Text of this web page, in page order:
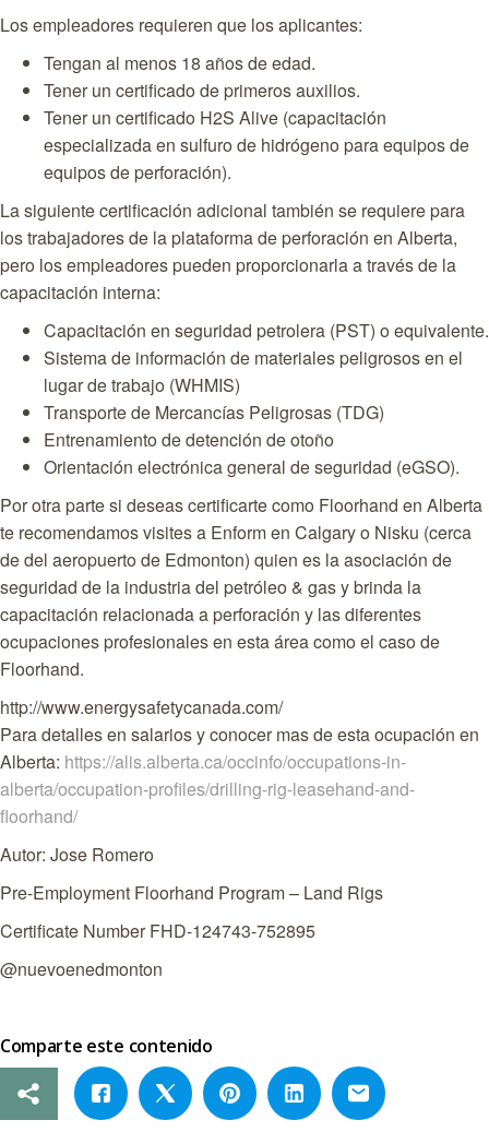
Los empleadores requieren que los aplicantes:
Tengan al menos 18 años de edad.
Tener un certificado de primeros auxilios.
Tener un certificado H2S Alive (capacitación
especializada en sulfuro de hidrógeno para equipos de
equipos de perforación).
La siguiente certificación adicional también se requiere para
los trabajadores de la plataforma de perforación en Alberta,
pero los empleadores pueden proporcionarla a través de la
capacitación interna:
Capacitación en seguridad petrolera (PST) o equivalente.
Sistema de información de materiales peligrosos en el
lugar de trabajo (WHMIS)
Transporte de Mercancías Peligrosas (TDG)
Entrenamiento de detención de otoño
Orientación electrónica general de seguridad (eGSO).
Por otra parte si deseas certificarte como Floorhand en Alberta
te recomendamos visites a Enform en Calgary o Nisku (cerca
de del aeropuerto de Edmonton) quien es la asociación de
seguridad de la industria del petróleo & gas y brinda la
capacitación relacionada a perforación y las diferentes
ocupaciones profesionales en esta área como el caso de
Floorhand.
http://www.energysafetycanada.com/
Para detalles en salarios y conocer mas de esta ocupación en
Alberta: https://alis.alberta.ca/occinfo/occupations-in-
alberta/occupation-profiles/drilling-rig-leasehand-and-
floorhand/
Autor: Jose Romero
Pre-Employment Floorhand Program – Land Rigs
Certificate Number FHD-124743-752895
@nuevoenedmonton
Comparte este contenido